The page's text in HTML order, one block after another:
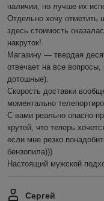
наличии, но лучше их
Отдельно хочу отметить
здесь стоимость
накруток!
Магазину — твердая
отвечает на все
дотошные).
Скорость доставки
моментально
С вами реально опасно-
крутой, что теперь
если мне резко
бензопила)))
Настоящий мужской
Сергей